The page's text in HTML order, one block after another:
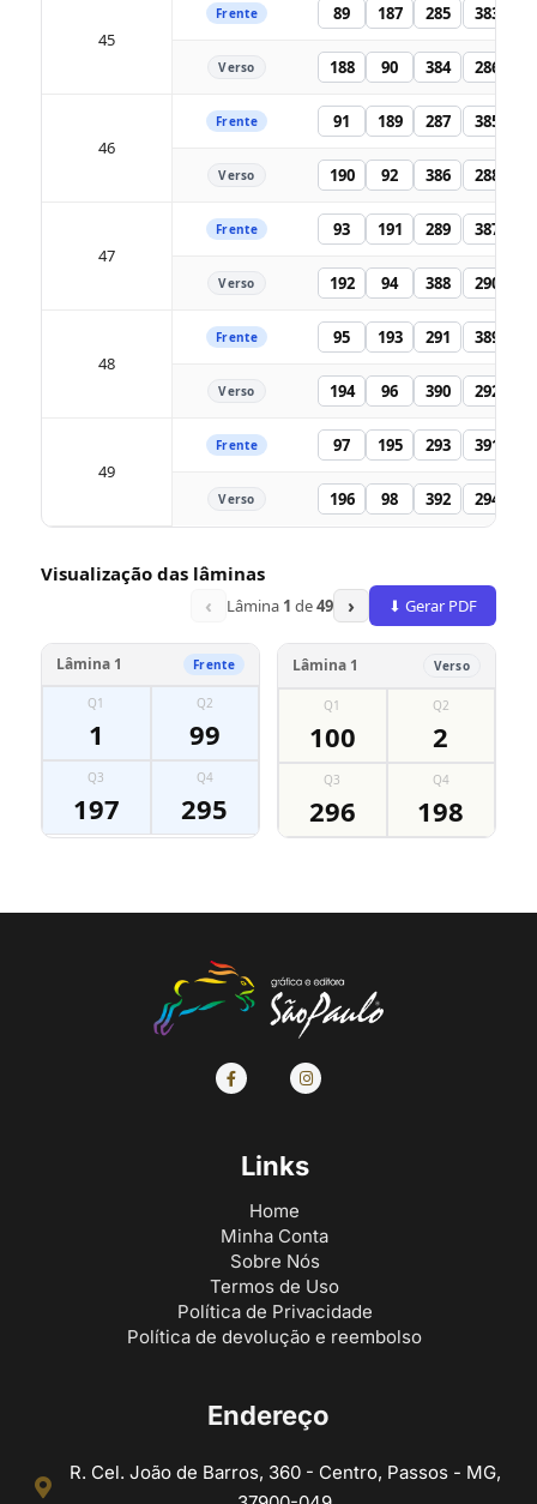
45
Frente 89 187 285 383
Verso 188 90 384 286
46
Frente 91 189 287 385
Verso 190 92 386 288
47
Frente 93 191 289 387
Verso 192 94 388 290
48
Frente 95 193 291 389
Verso 194 96 390 292
49
Frente 97 195 293 391
Verso 196 98 392 294
Visualização das lâminas
‹ Lâmina 1 de49 › ⬇ Gerar PDF
Lâmina 1 Frente
Q1
1
Q2
99
Q3
197
Q4
295
Lâmina 1 Verso
Q1
100
Q2
2
Q3
296
Q4
198
Links
Home
Minha Conta
Sobre Nós
Termos de Uso
Política de Privacidade
Política de devolução e reembolso
Endereço
R. Cel. João de Barros, 360 - Centro, Passos - MG,